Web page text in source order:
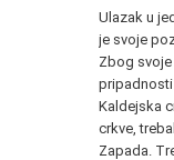
Ulazak u
je svoje
Zbog
pripadnosti
Kaldejska
crkve,
Zapada.